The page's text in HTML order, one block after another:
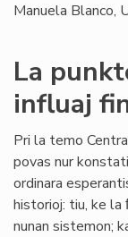
Manuela Blanco,
La
influaj
Pri la temo
povas nur
ordinara
historioj: tiu, ke la
nunan sistemon;